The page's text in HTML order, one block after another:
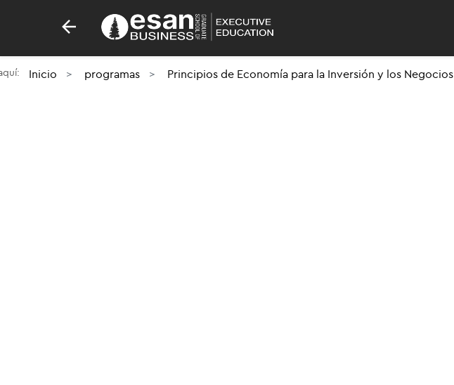
Inicio programas Principios de Economía para la Inversión y los Negocios